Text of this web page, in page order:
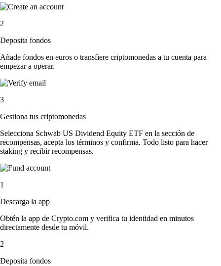
2
Deposita fondos
Añade fondos en euros o transfiere criptomonedas a tu cuenta para
empezar a operar.
3
Gestiona tus criptomonedas
Selecciona Schwab US Dividend Equity ETF en la sección de
recompensas, acepta los términos y confirma. Todo listo para hacer
staking y recibir recompensas.
1
Descarga la app
Obtén la app de Crypto.com y verifica tu identidad en minutos
directamente desde tu móvil.
2
Deposita fondos